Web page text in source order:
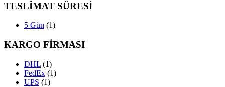
TESLİMAT SÜRESİ
5 Gün (1)
KARGO FİRMASI
DHL (1)
FedEx (1)
UPS (1)